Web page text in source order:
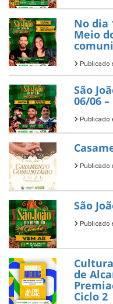
No dia
Meio
Publicado
São
06/06
Publicado
Publicado
São
Publicado
de
Ciclo 2